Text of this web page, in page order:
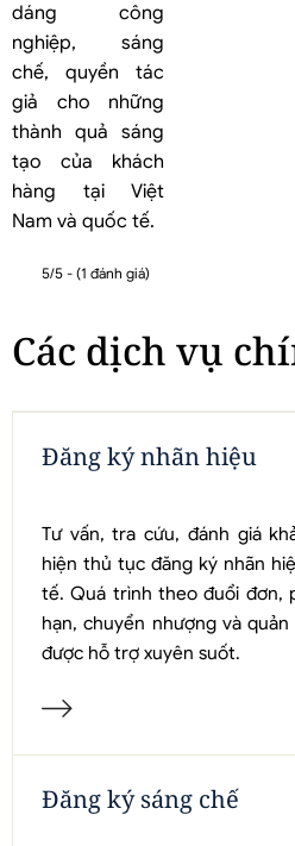
dáng công
nghiệp, sáng
chế, quyền tác
giả cho những
thành quả sáng
tạo của khách
hàng tại Việt
Nam và quốc tế.
5/5 - (1 đánh giá)
Các dịch vụ
Đăng ký nhãn hiệu
Tư vấn, tra cứu, đánh giá
hiện thủ tục đăng ký nhãn
tế. Quá trình theo đuổi đơn,
hạn, chuyển nhượng và
được hỗ trợ xuyên suốt.
Đăng ký sáng chế